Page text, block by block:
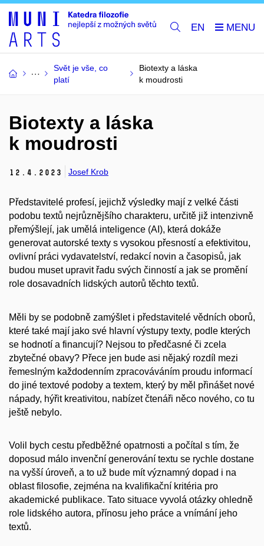
EN
Svět je vše, co
platí
Biotexty a láska
k moudrosti
Biotexty a láska
k moudrosti
12. 4. 2023 Josef Krob
Představitelé profesí, jejichž výsledky mají z velké části
podobu textů nejrůznějšího charakteru, určitě již intenzivně
přemýšlejí, jak umělá inteligence (AI), která dokáže
generovat autorské texty s vysokou přesností a efektivitou,
ovlivní práci vydavatelství, redakcí novin a časopisů, jak
budou muset upravit řadu svých činností a jak se promění
role dosavadních lidských autorů těchto textů.
Měli by se podobně zamýšlet i představitelé vědních oborů,
které také mají jako své hlavní výstupy texty, podle kterých
se hodnotí a financují? Nejsou to předčasné či zcela
zbytečné obavy? Přece jen bude asi nějaký rozdíl mezi
řemeslným každodenním zpracováváním proudu informací
do jiné textové podoby a textem, který by měl přinášet nové
nápady, hýřit kreativitou, nabízet čtenáři něco nového, co tu
ještě nebylo.
Volil bych cestu předběžné opatrnosti a počítal s tím, že
doposud málo invenční generování textu se rychle dostane
na vyšší úroveň, a to už bude mít významný dopad i na
oblast filosofie, zejména na kvalifikační kritéria pro
akademické publikace. Tato situace vyvolá otázky ohledně
role lidského autora, přínosu jeho práce a vnímání jeho
textů.